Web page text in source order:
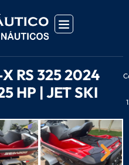
RS 325 2024
HP | JET SKI